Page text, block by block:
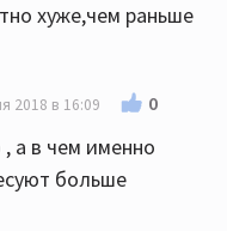
хуже,чем раньше
2018 в 16:09 0
а в чем именно
больше